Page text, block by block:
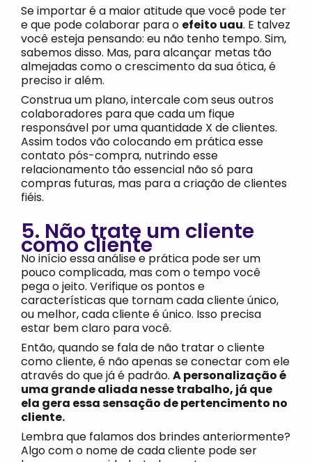
Se importar é a maior atitude que você pode ter
e que pode colaborar para o efeito uau. E talvez
você esteja pensando: eu não tenho tempo. Sim,
sabemos disso. Mas, para alcançar metas tão
almejadas como o crescimento da sua ótica, é
preciso ir além.
Construa um plano, intercale com seus outros
colaboradores para que cada um fique
responsável por uma quantidade X de clientes.
Assim todos vão colocando em prática esse
contato pós-compra, nutrindo esse
relacionamento tão essencial não só para
compras futuras, mas para a criação de clientes
fiéis.
5. Não trate um cliente
como cliente
No início essa análise e prática pode ser um
pouco complicada, mas com o tempo você
pega o jeito. Verifique os pontos e
características que tornam cada cliente único,
ou melhor, cada cliente é único. Isso precisa
estar bem claro para você.
Então, quando se fala de não tratar o cliente
como cliente, é não apenas se conectar com ele
através do que já é padrão. A personalização é
uma grande aliada nesse trabalho, já que
ela gera essa sensação de pertencimento no
cliente.
Lembra que falamos dos brindes anteriormente?
Algo com o nome de cada cliente pode ser